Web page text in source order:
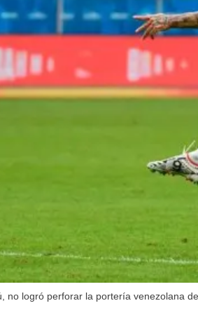
no logró perforar la portería venezolana